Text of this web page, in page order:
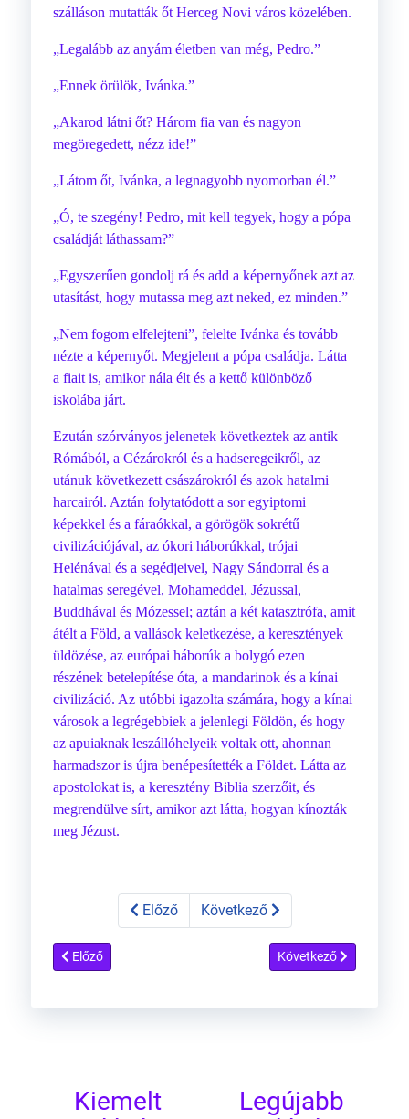
szálláson mutatták őt Herceg Novi város közelében.
„Legalább az anyám életben van még, Pedro.”
„Ennek örülök, Ivánka.”
„Akarod látni őt? Három fia van és nagyon
megöregedett, nézz ide!”
„Látom őt, Ivánka, a legnagyobb nyomorban él.”
„Ó, te szegény! Pedro, mit kell tegyek, hogy a pópa
családját láthassam?”
„Egyszerűen gondolj rá és add a képernyőnek azt az
utasítást, hogy mutassa meg azt neked, ez minden.”
„Nem fogom elfelejteni”, felelte Ivánka és tovább
nézte a képernyőt. Megjelent a pópa családja. Látta
a fiait is, amikor nála élt és a kettő különböző
iskolába járt.
Ezután szórványos jelenetek következtek az antik
Rómából, a Cézárokról és a hadseregeikről, az
utánuk következett császárokról és azok hatalmi
harcairól. Aztán folytatódott a sor egyiptomi
képekkel és a fáraókkal, a görögök sokrétű
civilizációjával, az ókori háborúkkal, trójai
Helénával és a segédjeivel, Nagy Sándorral és a
hatalmas seregével, Mohameddel, Jézussal,
Buddhával és Mózessel; aztán a két katasztrófa, amit
átélt a Föld, a vallások keletkezése, a keresztények
üldözése, az európai háborúk a bolygó ezen
részének betelepítése óta, a mandarinok és a kínai
civilizáció. Az utóbbi igazolta számára, hogy a kínai
városok a legrégebbiek a jelenlegi Földön, és hogy
az apuiaknak leszállóhelyeik voltak ott, ahonnan
harmadszor is újra benépesítették a Földet. Látta az
apostolokat is, a keresztény Biblia szerzőit, és
megrendülve sírt, amikor azt látta, hogyan kínozták
meg Jézust.
Előző Következő
Előző cikk: 170 óra földönkívüliekkel
Előző Következő cikk:
Következő
Kiemelt
Legújabb